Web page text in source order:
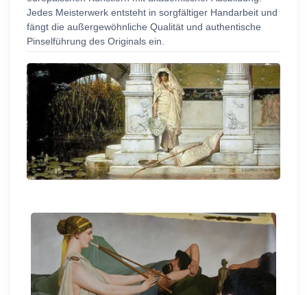
Jedes Meisterwerk entsteht in sorgfältiger Handarbeit und
fängt die außergewöhnliche Qualität und authentische
Pinselführung des Originals ein.